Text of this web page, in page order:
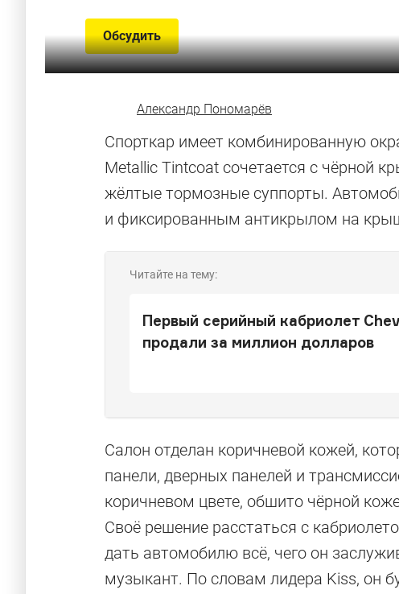
Обсудить
Александр Пономарёв
Спорткар имеет комбинированную
Metallic Tintcoat сочетается с чёрной
жёлтые тормозные суппорты.
и фиксированным антикрылом на
Читайте на тему:
Первый серийный кабриолет
продали за миллион долларов
Салон отделан коричневой кожей,
панели, дверных панелей и
коричневом цвете, обшито чёрной
Своё решение расстаться с
дать автомобилю всё, чего он
музыкант. По словам лидера Kiss, он